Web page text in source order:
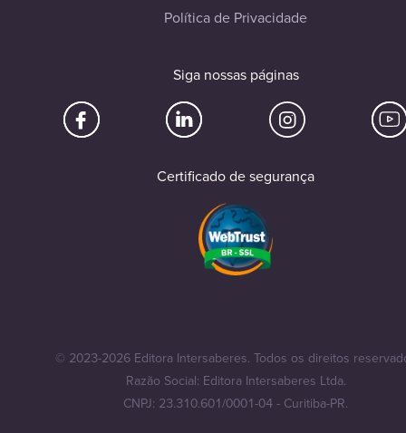
Política de Privacidade
Siga nossas páginas
Certificado de segurança
© 2023-2026 Editora Intersaberes. Todos os direitos
Razão Social: Editora Intersaberes Ltda.
CNPJ: 23.310.601/0001-04 - Curitiba-PR.